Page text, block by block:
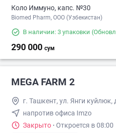
Коло Иммуно, капс. №30
Biomed Pharm, OOO (Узбекистан)
В наличии: 3 упаковки
290 000 сум
MEGA FARM 2
г. Ташкент, ул. Янги куйлюк,
напротив офиса Imzo
Закрыто · Откроется в 08:00